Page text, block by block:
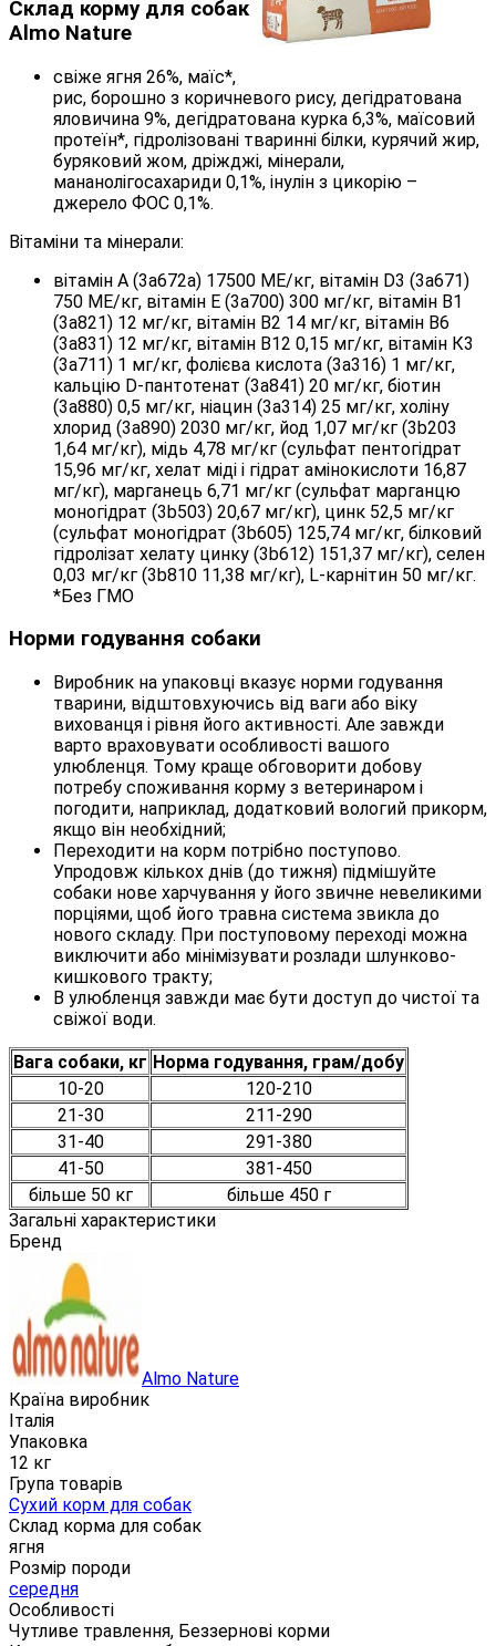
Склад корму для собак
Almo Nature
свіже ягня 26%, маїс*,
рис, борошно з коричневого рису, дегідратована
яловичина 9%, дегідратована курка 6,3%, маїсовий
протеїн*, гідролізовані тваринні білки, курячий жир,
буряковий жом, дріжджі, мінерали,
мананолігосахариди 0,1%, інулін з цикорію –
джерело ФОС 0,1%.
Вітаміни та мінерали:
вітамін А (3а672а) 17500 МЕ/кг, вітамін D3 (3а671)
750 МЕ/кг, вітамін Е (3а700) 300 мг/кг, вітамін В1
(3а821) 12 мг/кг, вітамін В2 14 мг/кг, вітамін В6
(3а831) 12 мг/кг, вітамін В12 0,15 мг/кг, вітамін К3
(3а711) 1 мг/кг, фолієва кислота (3а316) 1 мг/кг,
кальцію D-пантотенат (3а841) 20 мг/кг, біотин
(3а880) 0,5 мг/кг, ніацин (3а314) 25 мг/кг, холіну
хлорид (3а890) 2030 мг/кг, йод 1,07 мг/кг (3b203
1,64 мг/кг), мідь 4,78 мг/кг (сульфат пентогідрат
15,96 мг/кг, хелат міді і гідрат амінокислоти 16,87
мг/кг), марганець 6,71 мг/кг (сульфат марганцю
моногідрат (3b503) 20,67 мг/кг), цинк 52,5 мг/кг
(сульфат моногідрат (3b605) 125,74 мг/кг, білковий
гідролізат хелату цинку (3b612) 151,37 мг/кг), селен
0,03 мг/кг (3b810 11,38 мг/кг), L-карнітин 50 мг/кг.
*Без ГМО
Норми годування собаки
Виробник на упаковці вказує норми годування
тварини, відштовхуючись від ваги або віку
вихованця і рівня його активності. Але завжди
варто враховувати особливості вашого
улюбленця. Тому краще обговорити добову
потребу споживання корму з ветеринаром і
погодити, наприклад, додатковий вологий прикорм,
якщо він необхідний;
Переходити на корм потрібно поступово.
Упродовж кількох днів (до тижня) підмішуйте
собаки нове харчування у його звичне невеликими
порціями, щоб його травна система звикла до
нового складу. При поступовому переході можна
виключити або мінімізувати розлади шлунково-
кишкового тракту;
В улюбленця завжди має бути доступ до чистої та
свіжої води.
Вага собаки, кг Норма годування, грам/добу
10-20
120-210
21-30
211-290
31-40
291-380
41-50
381-450
більше 50 кг
більше 450 г
Загальні характеристики
Бренд
Almo Nature
Країна виробник
Італія
Упаковка
12 кг
Група товарів
Сухий корм для собак
Склад корма для собак
ягня
Розмір породи
середня
Особливості
Чутливе травлення, Беззернові корми